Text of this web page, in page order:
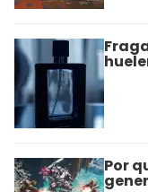
Por